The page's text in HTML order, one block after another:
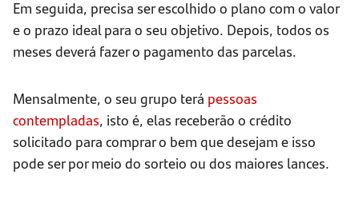
Em seguida, precisa ser escolhido o plano com o valor
e o prazo ideal para o seu objetivo. Depois, todos os
meses deverá fazer o pagamento das parcelas.
Mensalmente, o seu grupo terá pessoas
contempladas, isto é, elas receberão o crédito
solicitado para comprar o bem que desejam e isso
pode ser por meio do sorteio ou dos maiores lances.